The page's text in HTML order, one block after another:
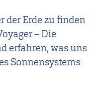
der Erde zu finden
– Die
erfahren, was uns
Sonnensystems